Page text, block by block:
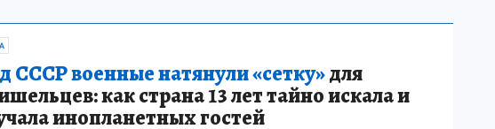
СССР военные натянули «сетку»для
как страна 13 лет тайно искала и
инопланетных гостей